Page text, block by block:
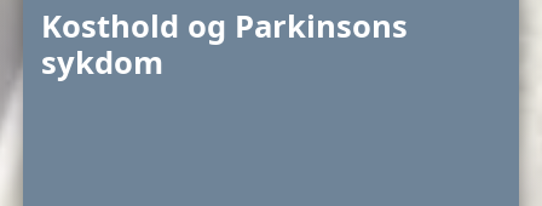
Kosthold og Parkinsons
sykdom